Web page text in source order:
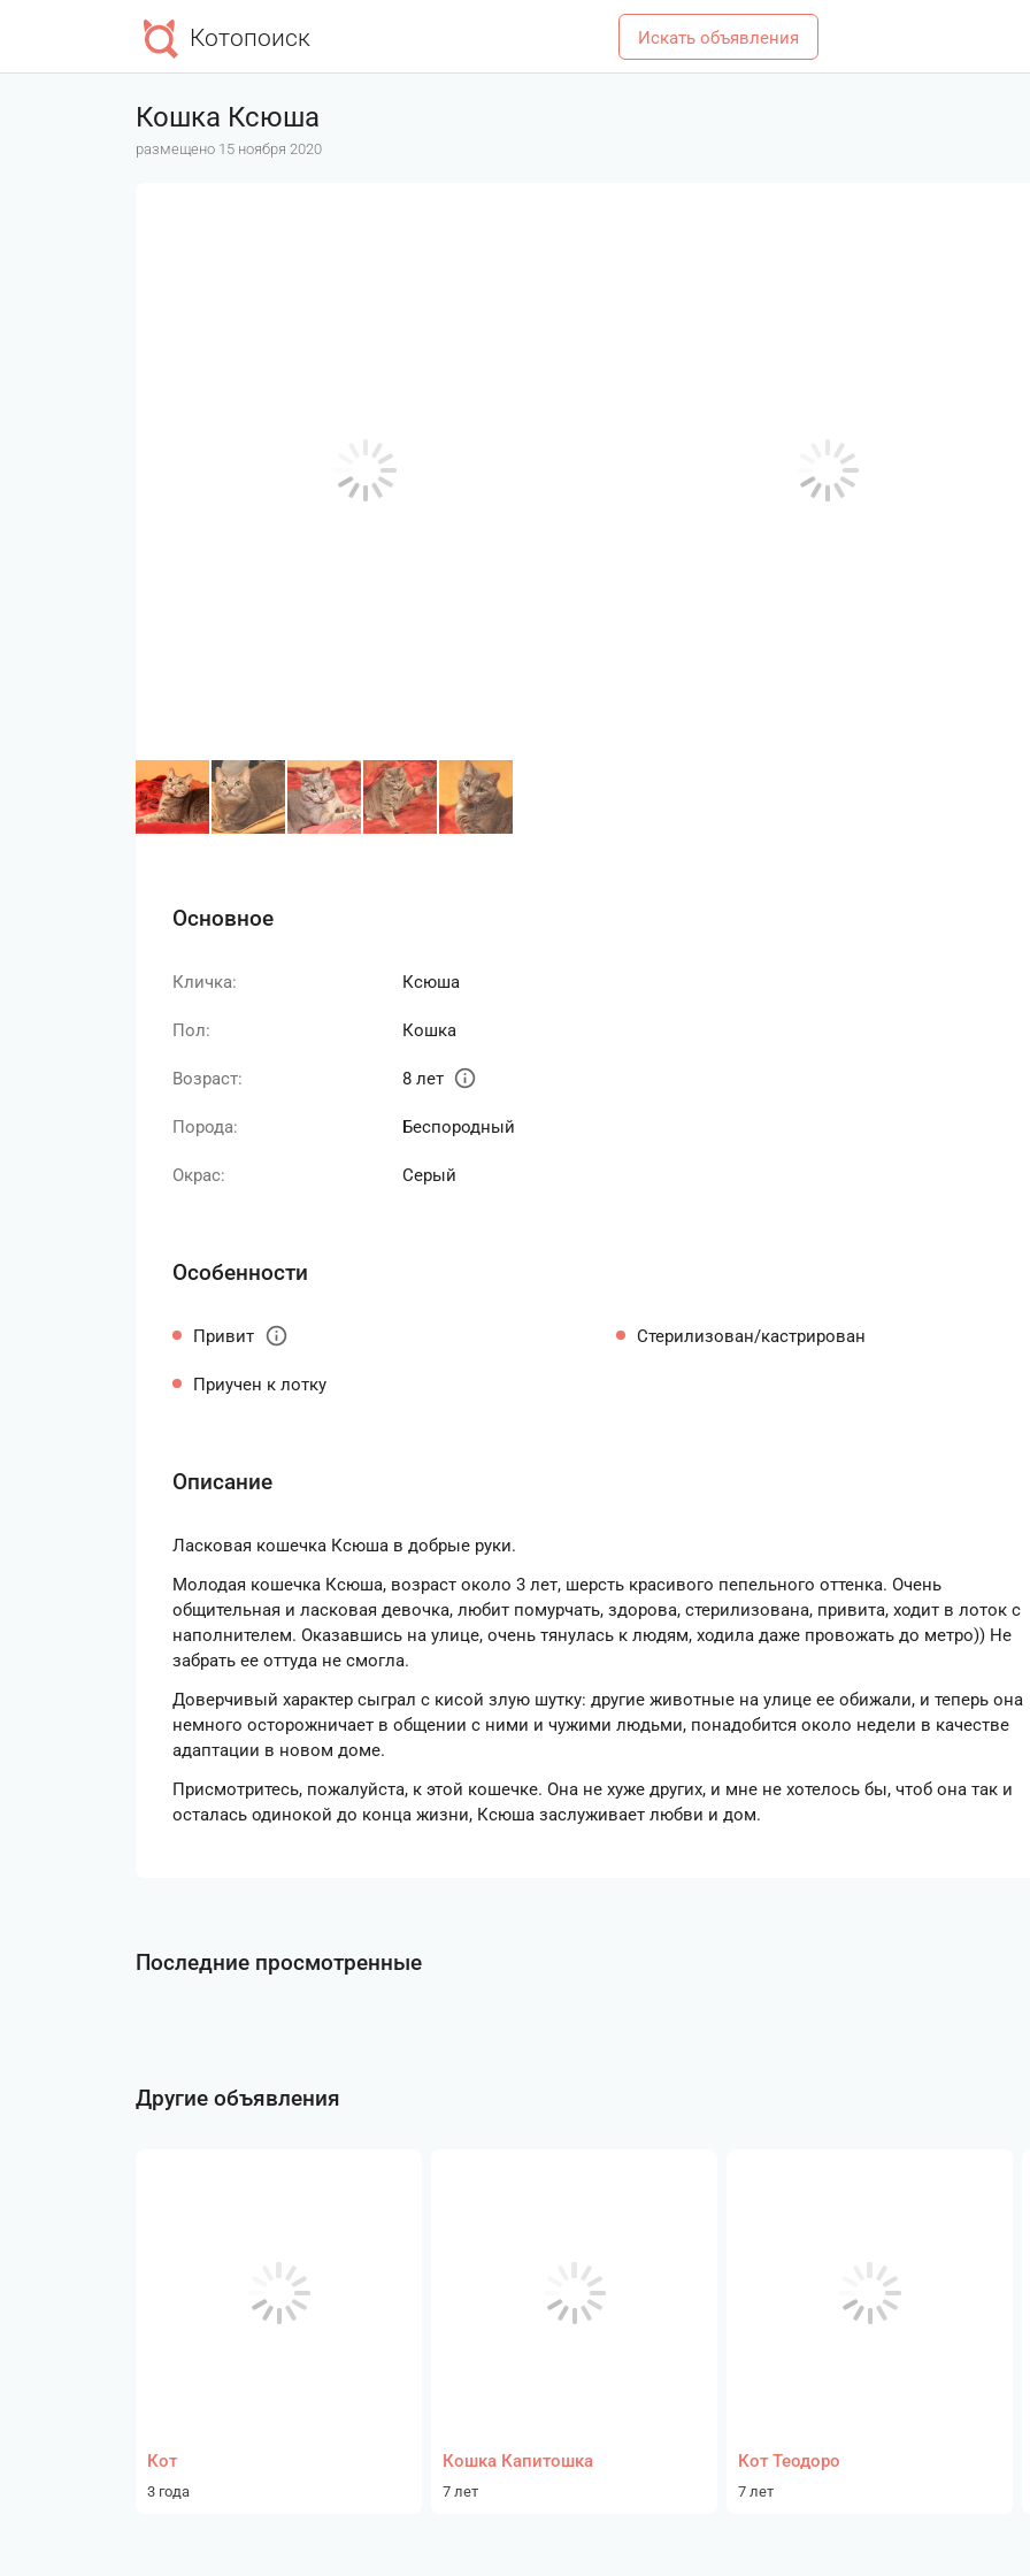
Котопоиск Искать объявления
Кошка Ксюша
размещено 15 ноября 2020
Основное
Кличка: Ксюша
Пол: Кошка
Возраст: 8 лет info
Порода: Беспородный
Окрас: Серый
Особенности
Привит info
Приучен к лотку
Стерилизован/кастрирован
Описание
Ласковая кошечка Ксюша в добрые руки.
Молодая кошечка Ксюша, возраст около 3 лет, шерсть красивого пепельного оттенка. Очень
общительная и ласковая девочка, любит помурчать, здорова, стерилизована, привита, ходит в лоток с
наполнителем. Оказавшись на улице, очень тянулась к людям, ходила даже провожать до метро)) Не
забрать ее оттуда не смогла.
Доверчивый характер сыграл с кисой злую шутку: другие животные на улице ее обижали, и теперь она
немного осторожничает в общении с ними и чужими людьми, понадобится около недели в качестве
адаптации в новом доме.
Присмотритесь, пожалуйста, к этой кошечке. Она не хуже других, и мне не хотелось бы, чтоб она так и
осталась одинокой до конца жизни, Ксюша заслуживает любви и дом.
Последние просмотренные
Другие объявления
Кот
3 года
Кошка Капитошка
7 лет
Кот Теодоро
7 лет